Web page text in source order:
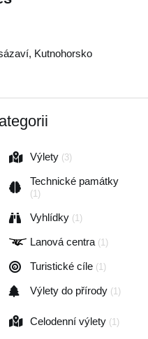
Výlety (3)
Technické památky
(1)
Vyhlídky (1)
Lanová centra (1)
Turistické cíle (1)
Výlety do přírody (1)
Celodenní výlety (1)
, Kutnohorsko